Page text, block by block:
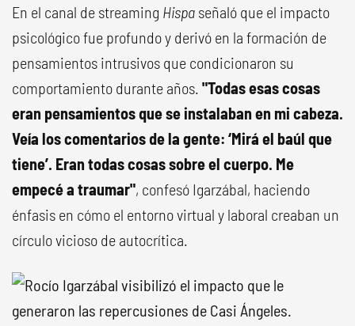
En el canal de streaming Hispa señaló que el impacto
psicológico fue profundo y derivó en la formación de
pensamientos intrusivos que condicionaron su
comportamiento durante años. "Todas esas cosas
eran pensamientos que se instalaban en mi cabeza.
Veía los comentarios de la gente: ‘Mirá el baúl que
tiene’. Eran todas cosas sobre el cuerpo. Me
empecé a traumar", confesó Igarzábal, haciendo
énfasis en cómo el entorno virtual y laboral creaban un
círculo vicioso de autocrítica.